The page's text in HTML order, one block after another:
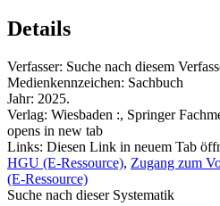
Details
Verfasser: Suche nach diesem
Medienkennzeichen: Sachbuch
Jahr: 2025.
Verlag: Wiesbaden :, Springer
opens in new tab
Links: Diesen Link in neuem Tab
HGU (E-Ressource), Zugang zum
(E-Ressource)
Suche nach dieser Systematik